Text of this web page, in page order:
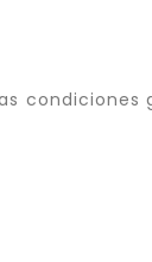
condiciones